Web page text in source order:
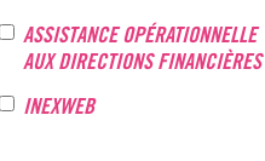
ASSISTANCE OPÉRATIONNELLE
AUX DIRECTIONS FINANCIÈRES
INEXWEB